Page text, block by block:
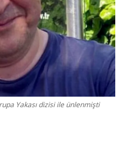
Yakası dizisi ile ünlenmişti